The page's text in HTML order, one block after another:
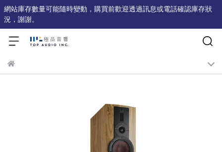
網站庫存數量可能隨時變動，購買前歡迎透過訊息或電話確認庫存狀
況，謝謝。